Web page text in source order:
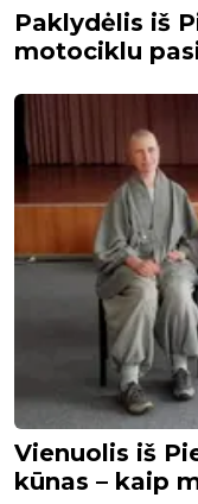
Paklydėlis iš
motociklu
Vienuolis iš
kūnas – kaip